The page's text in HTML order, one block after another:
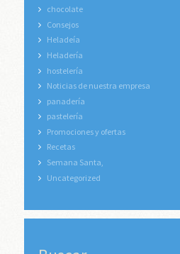
chocolate
Consejos
Heladeía
Heladería
hostelería
Noticias de nuestra empresa
panadería
pastelería
Promociones y ofertas
Recetas
Semana Santa,
Uncategorized